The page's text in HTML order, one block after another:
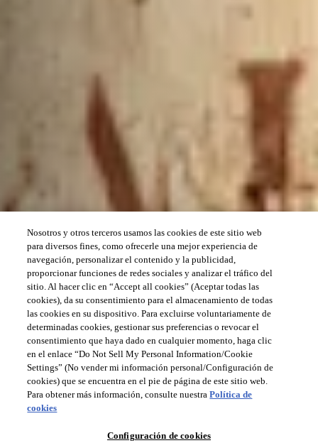
Nosotros y otros terceros usamos las cookies de este sitio web
para diversos fines, como ofrecerle una mejor experiencia de
navegación, personalizar el contenido y la publicidad,
proporcionar funciones de redes sociales y analizar el tráfico del
sitio. Al hacer clic en “Accept all cookies” (Aceptar todas las
cookies), da su consentimiento para el almacenamiento de todas
las cookies en su dispositivo. Para excluirse voluntariamente de
determinadas cookies, gestionar sus preferencias o revocar el
consentimiento que haya dado en cualquier momento, haga clic
en el enlace “Do Not Sell My Personal Information/Cookie
Settings” (No vender mi información personal/Configuración de
cookies) que se encuentra en el pie de página de este sitio web.
Para obtener más información, consulte nuestraPolítica de
cookies
Configuración de cookies